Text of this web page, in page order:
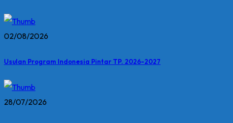
02/08/2026
Usulan Program Indonesia Pintar TP. 2026-2027
28/07/2026